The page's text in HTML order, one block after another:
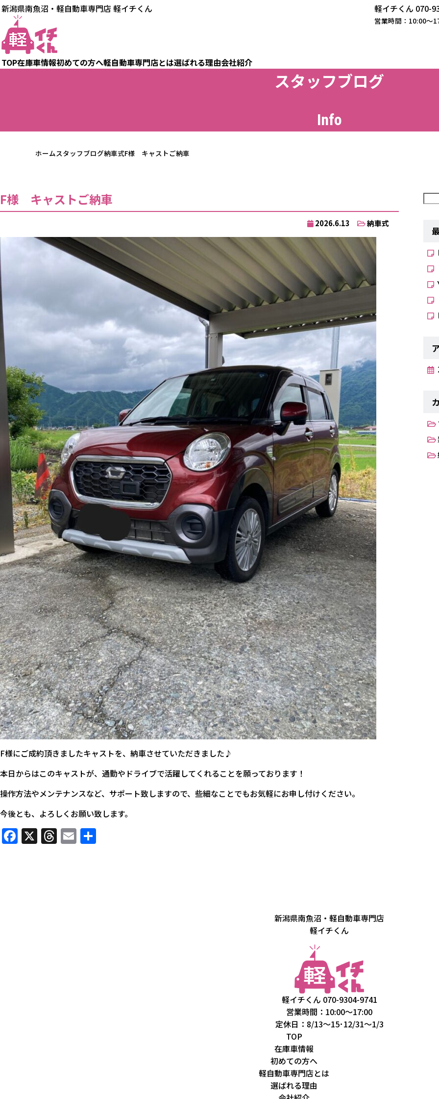
新潟県南魚沼・軽自動車専門店 軽イチくん 軽イチくん 070-
営業時間：10:00～
TOP在庫車情報初めての方へ軽自動車専門店とは選ばれる理由会社紹介
スタッフブログ
Info
ホームスタッフブログ納車式F様 キャストご納車
F様 キャストご納車
2026.6.13 納車式
F様にご成約頂きましたキャストを、納車させていただきました♪
本日からはこのキャストが、通勤やドライブで活躍してくれることを願っております！
操作方法やメンテナンスなど、サポート致しますので、些細なことでもお気軽にお申し付けください。
今後とも、よろしくお願い致します。
Facebook
X Threads
Email
新潟県南魚沼・軽自動車専門店
軽イチくん
軽イチくん 070-9304-9741
営業時間：10:00～17:00
定休日：8/13～15･12/31～1/3
TOP
在庫車情報
初めての方へ
軽自動車専門店とは
選ばれる理由